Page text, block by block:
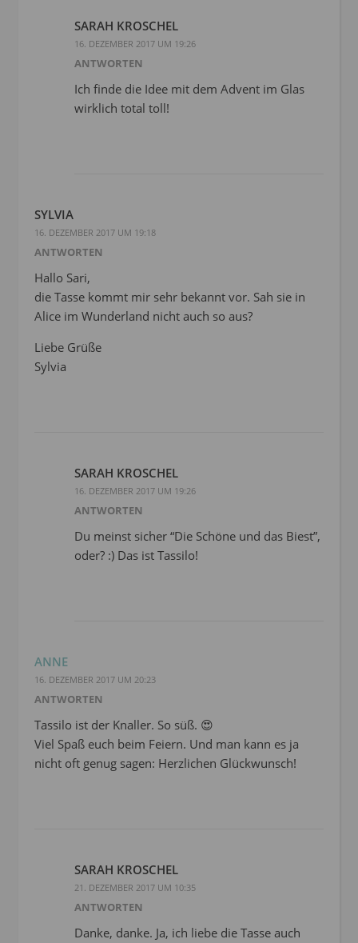
SARAH KROSCHEL
16. DEZEMBER 2017 UM 19:26
ANTWORTEN
Ich finde die Idee mit dem Advent im Glas
wirklich total toll!
SYLVIA
16. DEZEMBER 2017 UM 19:18
ANTWORTEN
Hallo Sari,
die Tasse kommt mir sehr bekannt vor. Sah sie in
Alice im Wunderland nicht auch so aus?
Liebe Grüße
Sylvia
SARAH KROSCHEL
16. DEZEMBER 2017 UM 19:26
ANTWORTEN
Du meinst sicher “Die Schöne und das Biest”,
oder? :) Das ist Tassilo!
ANNE
16. DEZEMBER 2017 UM 20:23
ANTWORTEN
Tassilo ist der Knaller. So süß. 😍
Viel Spaß euch beim Feiern. Und man kann es ja
nicht oft genug sagen: Herzlichen Glückwunsch!
SARAH KROSCHEL
21. DEZEMBER 2017 UM 10:35
ANTWORTEN
Danke, danke. Ja, ich liebe die Tasse auch